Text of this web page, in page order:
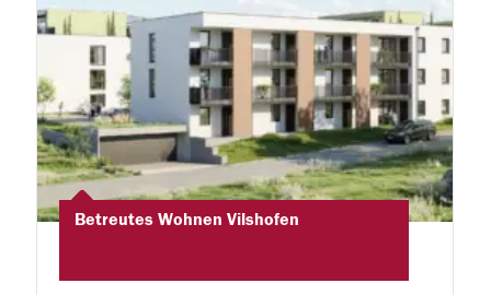
Betreutes Wohnen Vilshofen